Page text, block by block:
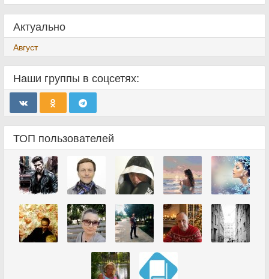
Актуально
Август
Наши группы в соцсетях:
ТОП пользователей